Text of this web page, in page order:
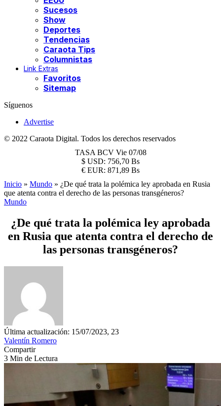
Sucesos
Show
Deportes
Tendencias
Caraota Tips
Columnistas
Link Extras
Favoritos
Sitemap
Síguenos
Advertise
© 2022 Caraota Digital. Todos los derechos reservados
TASA BCV Vie 07/08
$ USD: 756,70 Bs
€ EUR: 871,89 Bs
Inicio » Mundo » ¿De qué trata la polémica ley aprobada en Rusia
que atenta contra el derecho de las personas transgéneros?
Mundo
¿De qué trata la polémica ley aprobada
en Rusia que atenta contra el derecho de
las personas transgéneros?
Última actualización: 15/07/2023, 23
Valentín Romero
Compartir
3 Min de Lectura